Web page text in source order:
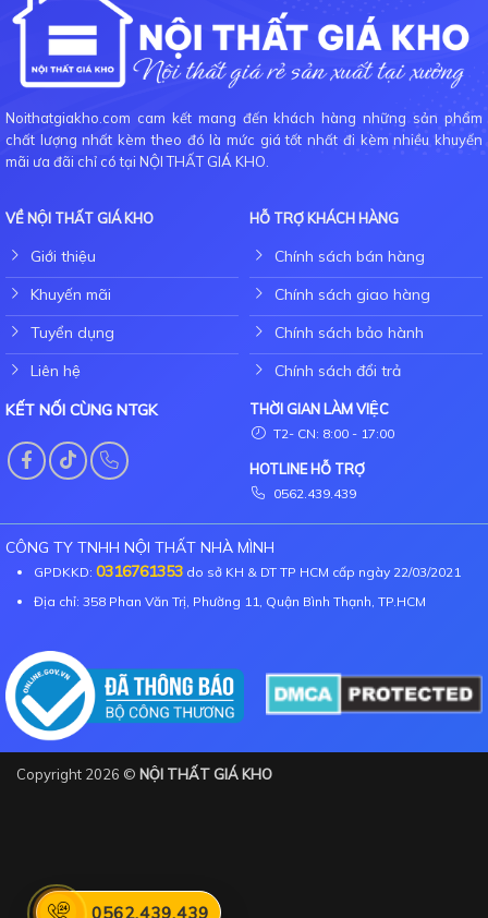
Noithatgiakho.com cam kết mang đến khách hàng những sản phẩm
chất lượng nhất kèm theo đó là mức giá tốt nhất đi kèm nhiều khuyến
mãi ưa đãi chỉ có tại NỘI THẤT GIÁ KHO.
VỀ NỘI THẤT GIÁ KHO
Giới thiệu
Khuyến mãi
Tuyển dụng
Liên hệ
HỖ TRỢ KHÁCH HÀNG
Chính sách bán hàng
Chính sách giao hàng
Chính sách bảo hành
Chính sách đổi trả
KẾT NỐI CÙNG NTGK
THỜI GIAN LÀM VIỆC
T2- CN: 8:00 - 17:00
HOTLINE HỖ TRỢ
0562.439.439
CÔNG TY TNHH NỘI THẤT NHÀ MÌNH
GPDKKD: 0316761353 do sở KH & DT TP HCM cấp ngày 22/03/2021
Địa chỉ: 358 Phan Văn Trị, Phường 11, Quận Bình Thạnh, TP.HCM
Copyright 2026 © NỘI THẤT GIÁ KHO
0562.439.439